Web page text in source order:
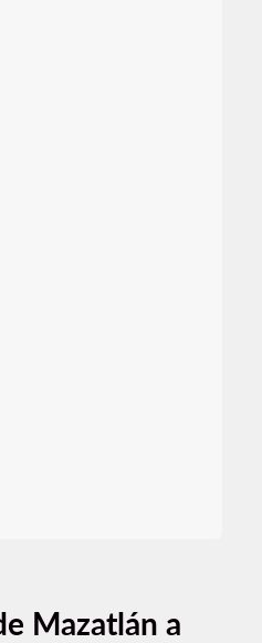
Mazatlán a